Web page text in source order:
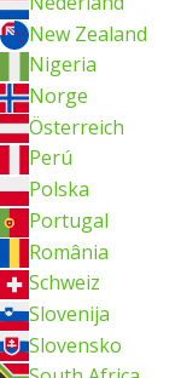
New Zealand
Nigeria
Norge
Österreich
Perú
Polska
Portugal
România
Schweiz
Slovenija
Slovensko